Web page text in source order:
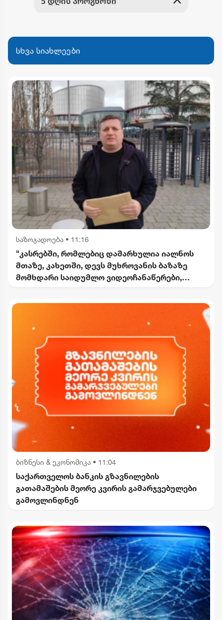
სხვა სიახლეები
საზოგადოება • 11:16
"კასრებში, რომლებიც დამარხულია იალნოს
მთაზე, კახეთში, დევს მუხროვანის ბაზაზე
მომხდარი საიდუმლო ვიდეოჩანაწერები,
ბიზნესი & ეკონომიკა • 11:04
საქართველოს ბანკის გზავნილების
გათამაშების მეორე კვირის გამარჯვებულები
გამოვლინდნენ